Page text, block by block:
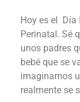
Hoy es el Día
Perinatal. Sé
unos padres
bebé que se
imaginarnos
realmente se